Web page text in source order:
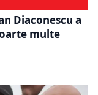
Diaconescu a
multe